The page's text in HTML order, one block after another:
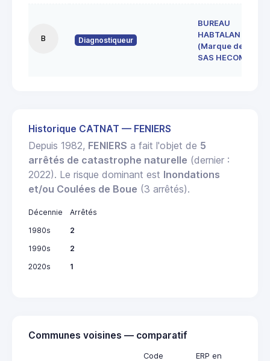
B Diagnostiqueur
BUREAU
HABTALAN
(Marque de la
SAS HECOME)
Historique CATNAT — FENIERS
Depuis 1982, FENIERS a fait l'objet de 5
arrêtés de catastrophe naturelle (dernier :
2022). Le risque dominant est Inondations
et/ou Coulées de Boue (3 arrêtés).
Décennie
Arrêtés
1980s
2
1990s
2
2020s
1
Communes voisines — comparatif
Code
ERP en